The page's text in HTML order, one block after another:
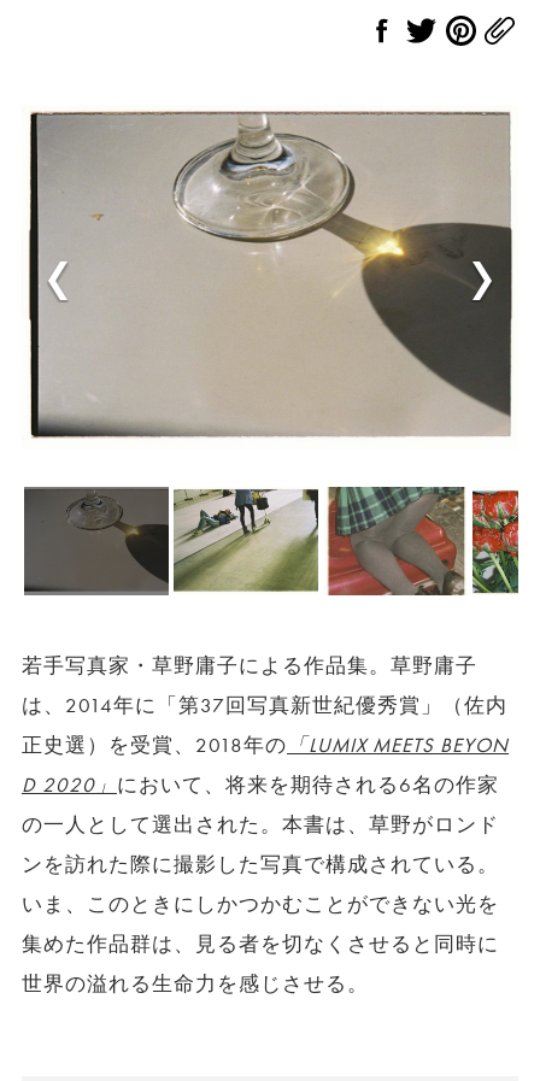
若手写真家・草野庸子による作品集。草野庸子
は、2014年に「第37回写真新世紀優秀賞」（佐内
正史選）を受賞、2018年の 「LUMIX MEETS BEYON
D 2020」 において、将来を期待される6名の作家
の一人として選出された。本書は、草野がロンド
ンを訪れた際に撮影した写真で構成されている。
いま、このときにしかつかむことができない光を
集めた作品群は、見る者を切なくさせると同時に
世界の溢れる生命力を感じさせる。